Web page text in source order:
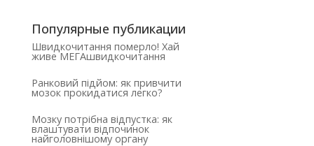
Популярные публикации
Швидкочитання померло! Хай
живе МЕГАшвидкочитання
Ранковий підйом: як привчити
мозок прокидатися легко?
Мозку потрібна відпустка: як
влаштувати відпочинок
найголовнішому органу